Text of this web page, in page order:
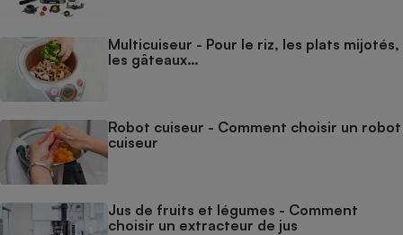
Multicuiseur - Pour le riz, les plats mijotés,
les gâteaux…
Robot cuiseur - Comment choisir un robot
cuiseur
Jus de fruits et légumes - Comment
choisir un extracteur de jus